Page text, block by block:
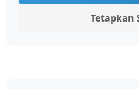
Tetapkan